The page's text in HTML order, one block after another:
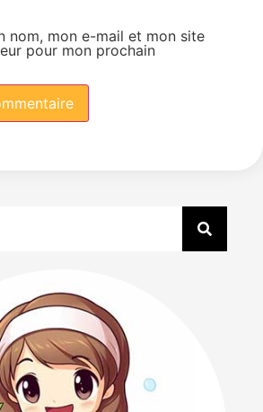
nom, mon e-mail et mon site
pour mon prochain